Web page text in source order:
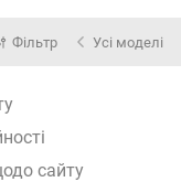
Фільтр Усі моделі
сайту